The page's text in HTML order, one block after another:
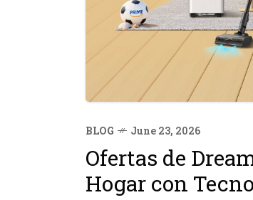
BLOG June 23, 2026
Ofertas de
Hogar con